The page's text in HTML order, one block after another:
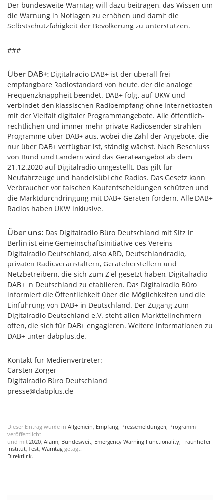
Der bundesweite Warntag will dazu beitragen, das Wissen um
die Warnung in Notlagen zu erhöhen und damit die
Selbstschutzfähigkeit der Bevölkerung zu unterstützen.
###
Über DAB+: Digitalradio DAB+ ist der überall frei
empfangbare Radiostandard von heute, der die analoge
Frequenzknappheit beendet. DAB+ folgt auf UKW und
verbindet den klassischen Radioempfang ohne Internetkosten
mit der Vielfalt digitaler Programmangebote. Alle öffentlich-
rechtlichen und immer mehr private Radiosender strahlen
Programme über DAB+ aus, wobei die Zahl der Angebote, die
nur über DAB+ verfügbar ist, ständig wächst. Nach Beschluss
von Bund und Ländern wird das Geräteangebot ab dem
21.12.2020 auf Digitalradio umgestellt. Das gilt für
Neufahrzeuge und handelsübliche Radios. Das Gesetz kann
Verbraucher vor falschen Kaufentscheidungen schützen und
die Marktdurchdringung mit DAB+ Geräten fördern. Alle DAB+
Radios haben UKW inklusive.
Über uns: Das Digitalradio Büro Deutschland mit Sitz in
Berlin ist eine Gemeinschaftsinitiative des Vereins
Digitalradio Deutschland, also ARD, Deutschlandradio,
privaten Radioveranstaltern, Geräteherstellern und
Netzbetreibern, die sich zum Ziel gesetzt haben, Digitalradio
DAB+ in Deutschland zu etablieren. Das Digitalradio Büro
informiert die Öffentlichkeit über die Möglichkeiten und die
Einführung von DAB+ in Deutschland. Der Zugang zum
Digitalradio Deutschland e.V. steht allen Marktteilnehmern
offen, die sich für DAB+ engagieren. Weitere Informationen zu
DAB+ unter dabplus.de.
Kontakt für Medienvertreter:
Carsten Zorger
Digitalradio Büro Deutschland
presse@dabplus.de
Dieser Eintrag wurde in Allgemein, Empfang, Pressemeldungen, Programm
veröffentlicht
und mit 2020, Alarm, Bundesweit, Emergency Warning Functionality, Fraunhofer
Institut, Test, Warntag getagt.
Direktlink.